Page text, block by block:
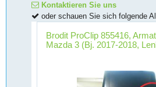
Kontaktieren Sie uns
oder schauen Sie sich folgende
Brodit ProClip 855416,
Mazda 3 (Bj. 2017-2018,